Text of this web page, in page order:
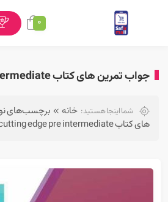
0
جواب تمرین های کتاب cutting edge pre intermediate
شما اینجا هستید: خانه
برچسب‌های
های کتاب cutting edge pre intermediate"